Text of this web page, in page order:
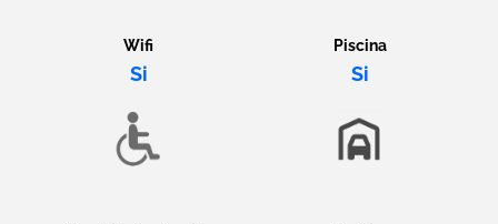
Wifi
Si
Piscina
Si